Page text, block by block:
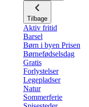
Tilbage
Aktiv fritid
Barsel
Børn i byen Prisen
Børnefødselsdag
Gratis
Forlystelser
Legepladser
Natur
Sommerferie